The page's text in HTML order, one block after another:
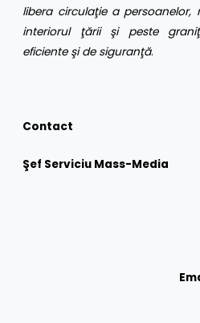
libera circulaţie a
interiorul ţării şi peste
eficiente şi de siguranţă.
Contact
Şef Serviciu Mass-Media